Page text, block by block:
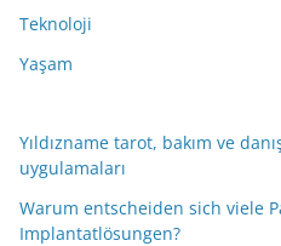
Teknoloji
Yaşam
Yıldızname tarot, bakım ve
uygulamaları
Warum entscheiden sich viele
Implantatlösungen?